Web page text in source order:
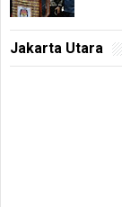
Jakarta Utara